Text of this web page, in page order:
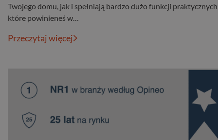
Twojego domu, jak i spełniają bardzo dużo funkcji
które powinieneś w…
Przeczytaj więcej